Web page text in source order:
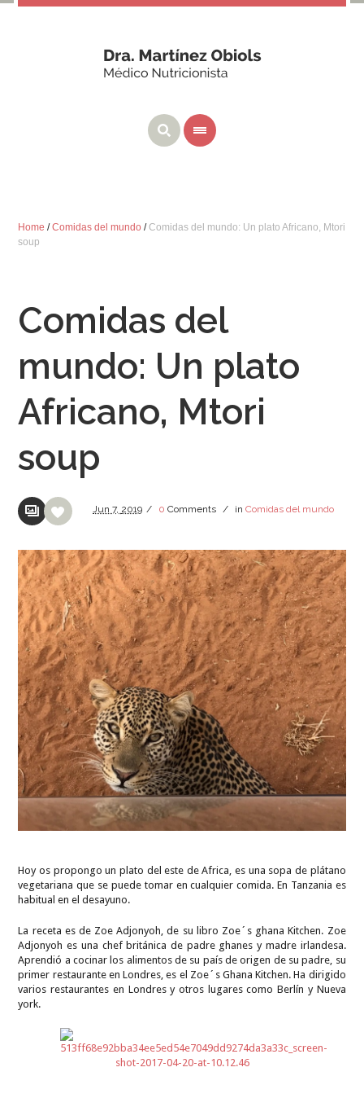
Home /Comidas del mundo /Comidas del mundo: Un plato Africano, Mtori
soup
Comidas del
mundo: Un plato
Africano, Mtori
soup
Jun7, 2019 / 0 Comments / inComidas del mundo
Hoy os propongo un plato del este de Africa, es una sopa de plátano
vegetariana que se puede tomar en cualquier comida. En Tanzania es
habitual en el desayuno.
La receta es de Zoe Adjonyoh, de su libro Zoe´s ghana Kitchen. Zoe
Adjonyoh es una chef británica de padre ghanes y madre irlandesa.
Aprendió a cocinar los alimentos de su país de origen de su padre, su
primer restaurante en Londres, es el Zoe´s Ghana Kitchen. Ha dirigido
varios restaurantes en Londres y otros lugares como Berlín y Nueva
york.